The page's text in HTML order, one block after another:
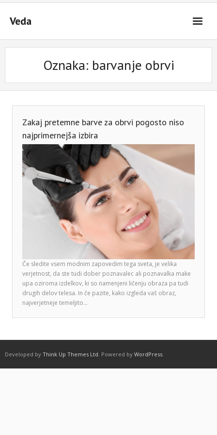
Skip
contentVeda
Oznaka: barvanje obrvi
Zakaj pretemne barve za obrvi pogosto niso
najprimernejša izbira
Če sledite vsem modnim zapovedim tega sveta, je velika
verjetnost, da ste tudi dober poznavalec ali poznavalka make
upa oziroma izdelkov, ki so namenjeni ličenju obraza pa tudi
drugih delov telesa. In če pazite, kako izgleda vaš obraz,
najverjetneje temeljito…
Developed by Think Up Themes Ltd. Powered by WordPress.